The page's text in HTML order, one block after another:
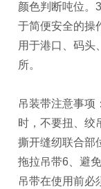
颜色判断吨位。
于简便安全的操
用于港口、码头
所。
吊装带注意事项
时，不要扭、绞
撕开缝纫联合部
拖拉吊带6、避
吊带在使用前必